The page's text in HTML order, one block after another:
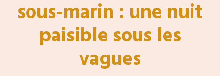
sous-marin : une nuit
paisible sous les
vagues